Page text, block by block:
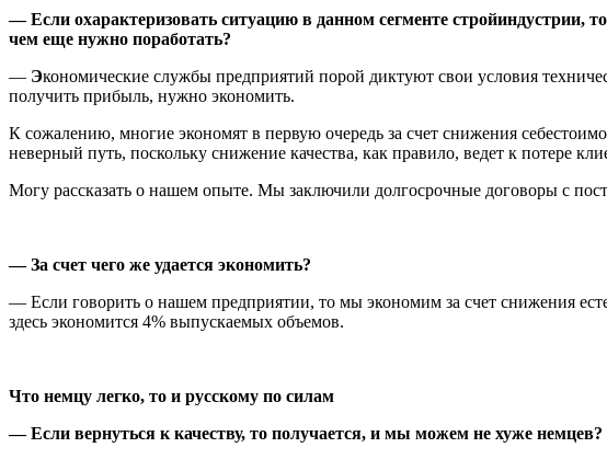
— Если охарактеризовать ситуацию в данном сегменте стройиндустрии,
чем еще нужно поработать?
— Экономические службы предприятий порой диктуют свои условия
получить прибыль, нужно экономить.
К сожалению, многие экономят в первую очередь за счет снижения
неверный путь, поскольку снижение качества, как правило, ведет к потере
Могу рассказать о нашем опыте. Мы заключили долгосрочные договоры с
— За счет чего же удается экономить?
— Если говорить о нашем предприятии, то мы экономим за счет снижения
здесь экономится 4% выпускаемых объемов.
Что немцу легко, то и русскому по силам
— Если вернуться к качеству, то получается, и мы можем не хуже немцев?